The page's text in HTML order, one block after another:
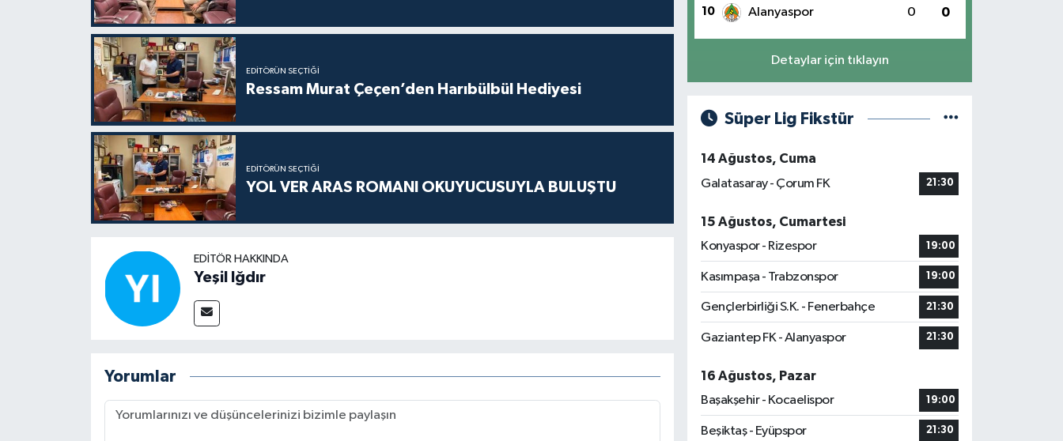
EDITÖRÜN SEÇTIĞI
Ressam Murat Çeçen’den Harıbülbül Hediyesi
EDITÖRÜN SEÇTIĞI
YOL VER ARAS ROMANI OKUYUCUSUYLA BULUŞTU
EDITÖR HAKKINDA
Yeşil Iğdır
Yorumlar
10 Alanyaspor 0 0
Detaylar için tıklayın
Süper Lig Fikstür
14 Ağustos, Cuma
Galatasaray - Çorum FK
21:30
15 Ağustos, Cumartesi
Konyaspor - Rizespor
19:00
Kasımpaşa - Trabzonspor 19:00
Gençlerbirliği S.K. - Fenerbahçe 21:30
Gaziantep FK - Alanyaspor 21:30
16 Ağustos, Pazar
Başakşehir - Kocaelispor
19:00
Beşiktaş - Eyüpspor 21:30